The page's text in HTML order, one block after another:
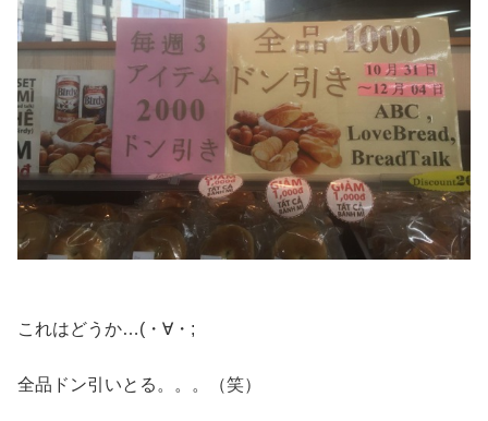
これはどうか…(・∀・;
全品ドン引いとる。。。（笑）